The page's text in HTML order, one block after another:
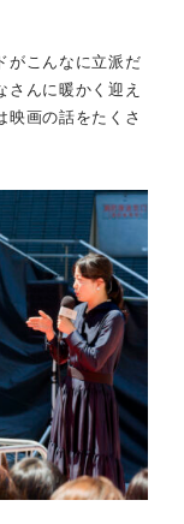
がこんなに立派だ
さんに暖かく迎え
映画の話をたくさ